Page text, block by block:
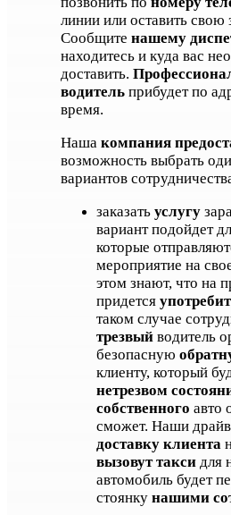
линии или оставить свою
Сообщите нашему
находитесь и куда вас
доставить.
водительприбудет по
время.
Наша компания
возможность выбрать
вариантов
заказать услугу
вариант подойдет
которые
мероприятие на
этом знают, что на
придется
таком случае
трезвыйводитель
безопасную
клиенту, который
нетрезвом
собственного авто
сможет. Наши
доставку клиента
вызовут таксидля
автомобиль будет
стоянку нашими